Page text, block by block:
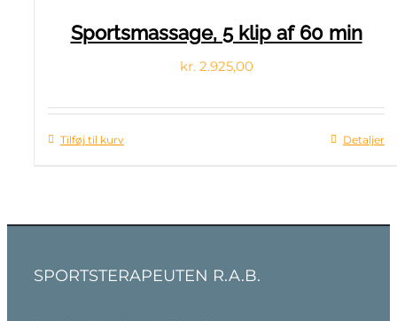
Sportsmassage, 5 klip af 60 min
Den
kr.2.925,00Den
Tilføj til kurv Detaljer
SPORTSTERAPEUTEN R.A.B.